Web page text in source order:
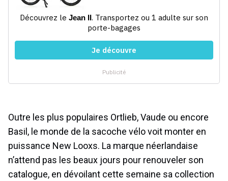
Outre les plus populaires Ortlieb, Vaude ou encore
Basil, le monde de la sacoche vélo voit monter en
puissance New Looxs. La marque néerlandaise
n’attend pas les beaux jours pour renouveler son
catalogue, en dévoilant cette semaine sa collection